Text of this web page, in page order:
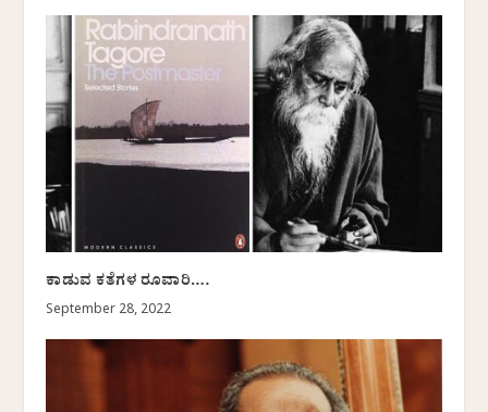
ಕಾಡುವ ಕತೆಗಳ ರೂವಾರಿ….
September 28, 2022